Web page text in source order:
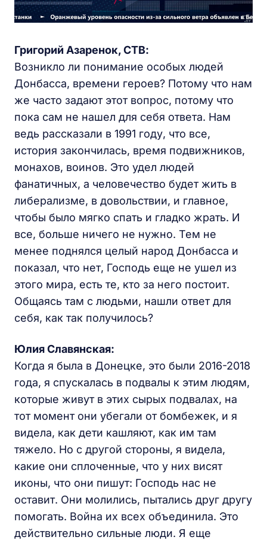
Григорий Азаренок, СТВ:
Возникло ли понимание особых людей
Донбасса, времени героев? Потому что нам
же часто задают этот вопрос, потому что
пока сам не нашел для себя ответа. Нам
ведь рассказали в 1991 году, что все,
история закончилась, время подвижников,
монахов, воинов. Это удел людей
фанатичных, а человечество будет жить в
либерализме, в довольствии, и главное,
чтобы было мягко спать и гладко жрать. И
все, больше ничего не нужно. Тем не
менее поднялся целый народ Донбасса и
показал, что нет, Господь еще не ушел из
этого мира, есть те, кто за него постоит.
Общаясь там с людьми, нашли ответ для
себя, как так получилось?
Юлия Славянская:
Когда я была в Донецке, это были 2016-2018
года, я спускалась в подвалы к этим людям,
которые живут в этих сырых подвалах, на
тот момент они убегали от бомбежек, и я
видела, как дети кашляют, как им там
тяжело. Но с другой стороны, я видела,
какие они сплоченные, что у них висят
иконы, что они пишут: Господь нас не
оставит. Они молились, пытались друг другу
помогать. Война их всех объединила. Это
действительно сильные люди. Я еще